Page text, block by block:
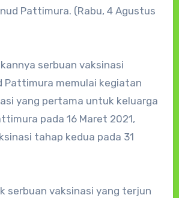
Pattimura. (Rabu, 4 Agustus
serbuan vaksinasi
Pattimura memulai kegiatan
yang pertama untuk keluarga
pada 16 Maret 2021,
tahap kedua pada 31
serbuan vaksinasi yang terjun